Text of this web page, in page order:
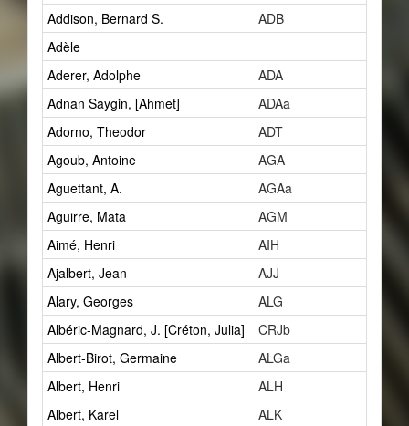
Addison, Bernard S.
ADB
Adèle
Aderer, Adolphe
ADA
Adnan Saygin, [Ahmet]
ADAa
Adorno, Theodor
ADT
Agoub, Antoine
AGA
Aguettant, A.
AGAa
Aguirre, Mata
AGM
Aimé, Henri
AIH
Ajalbert, Jean
AJJ
Alary, Georges
ALG
Albéric-Magnard, J. [Créton, Julia]
CRJb
Albert-Birot, Germaine
ALGa
Albert, Henri
ALH
Albert, Karel
ALK